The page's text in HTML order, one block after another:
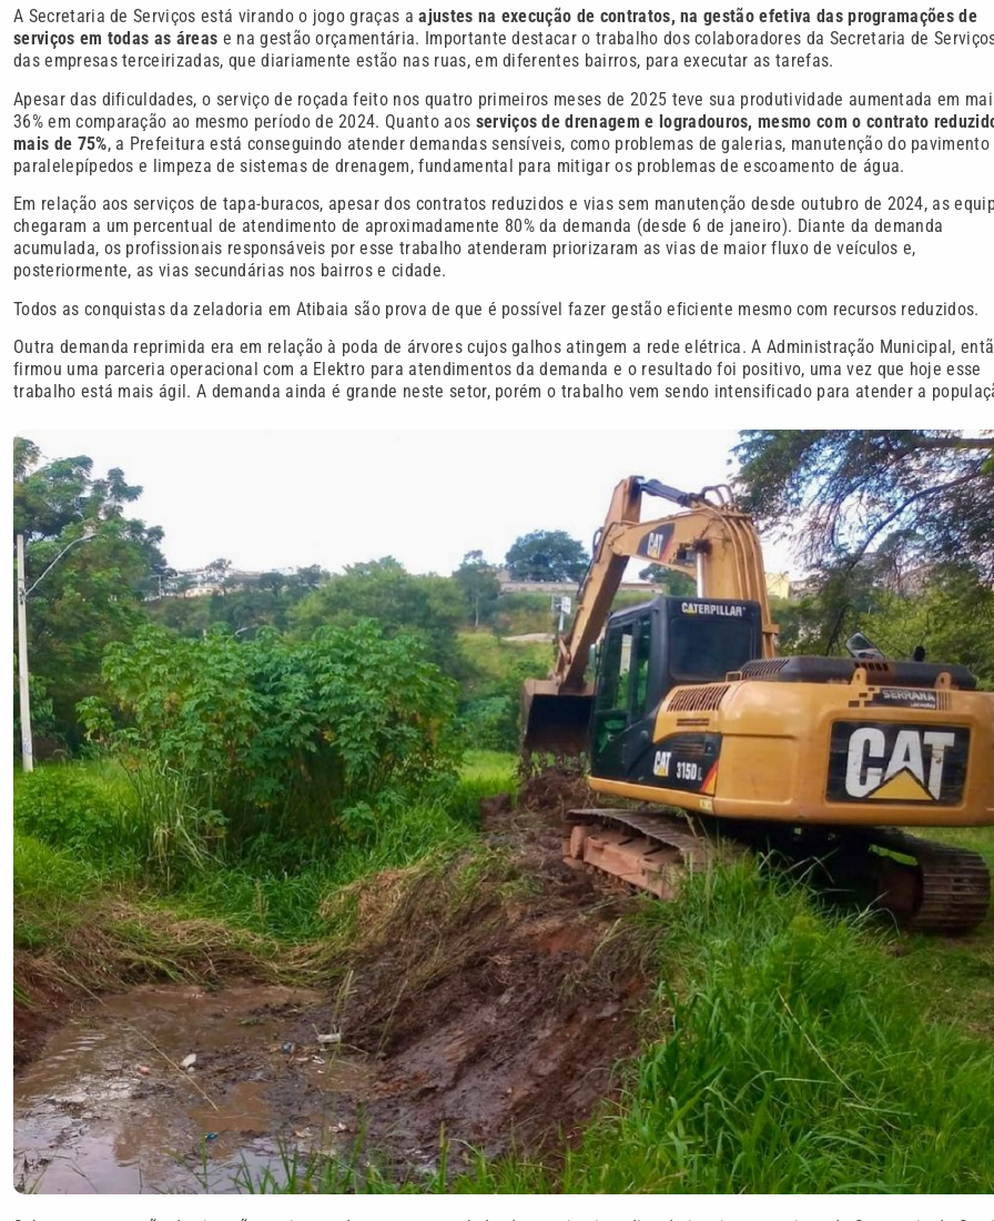
A Secretaria de Serviços está virando o jogo graças aajustes na execução de contratos, na gestão efetiva das programações de
serviços em todas as áreas e na gestão orçamentária. Importante destacar o trabalho dos colaboradores da Secretaria de
das empresas terceirizadas, que diariamente estão nas ruas, em diferentes bairros, para executar as tarefas.
Apesar das dificuldades, o serviço de roçada feito nos quatro primeiros meses de 2025 teve sua produtividade aumentada em
36% em comparação ao mesmo período de 2024. Quanto aos serviços de drenagem e logradouros, mesmo com o contrato
mais de 75%, a Prefeitura está conseguindo atender demandas sensíveis, como problemas de galerias, manutenção do pavimento
paralelepípedos e limpeza de sistemas de drenagem, fundamental para mitigar os problemas de escoamento de água.
Em relação aos serviços de tapa-buracos, apesar dos contratos reduzidos e vias sem manutenção desde outubro de 2024, as
chegaram a um percentual de atendimento de aproximadamente 80% da demanda (desde 6 de janeiro). Diante da demanda
acumulada, os profissionais responsáveis por esse trabalho atenderam priorizaram as vias de maior fluxo de veículos e,
posteriormente, as vias secundárias nos bairros e cidade.
Todos as conquistas da zeladoria em Atibaia são prova de que é possível fazer gestão eficiente mesmo com recursos reduzidos.
Outra demanda reprimida era em relação à poda de árvores cujos galhos atingem a rede elétrica. A Administração Municipal,
firmou uma parceria operacional com a Elektro para atendimentos da demanda e o resultado foi positivo, uma vez que hoje esse
trabalho está mais ágil. A demanda ainda é grande neste setor, porém o trabalho vem sendo intensificado para atender a